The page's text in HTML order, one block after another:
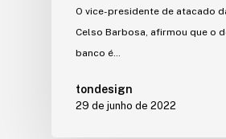
O vice-presidente de atacado
Celso Barbosa, afirmou que o
banco é…
tondesign
29 de junho de 2022